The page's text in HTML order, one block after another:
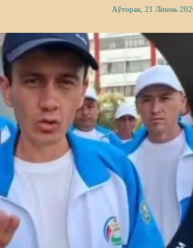
Аўторак, 21 Ліпень